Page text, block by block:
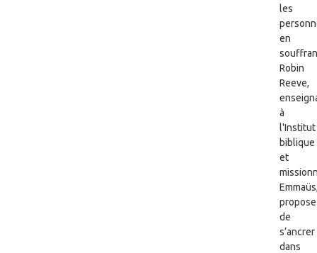
les
en
Robin
Reeve,
à
l'Institut
biblique
et
propose
de
s’ancrer
dans